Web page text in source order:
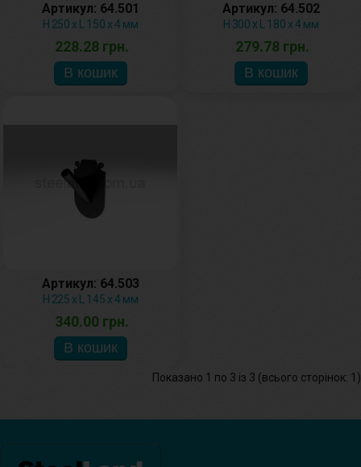
Артикул: 64.501
H 250 x L 150 х 4 мм
228.28 грн.
Артикул: 64.502
H 300 x L 180 х 4 мм
279.78 грн.
Артикул: 64.503
H 225 x L 145 х 4 мм
340.00 грн.
Показано 1 по 3 із 3 (всього сторінок: 1)